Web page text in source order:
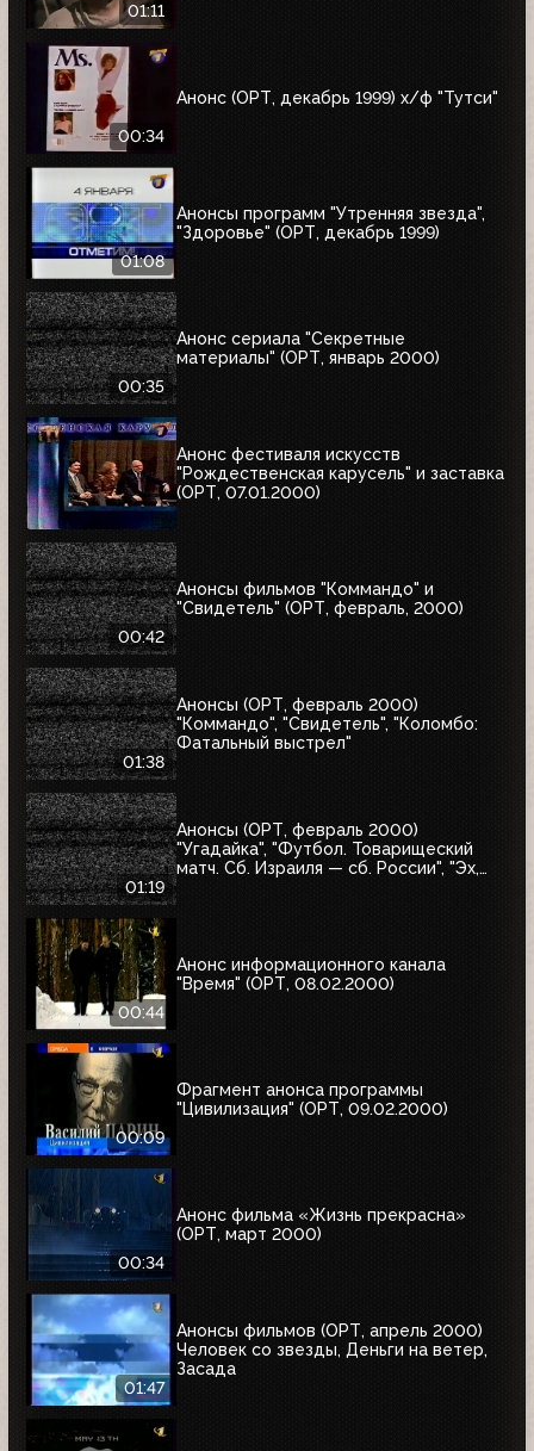
01:11
00:34
Анонс (ОРТ, декабрь 1999) х/ф "Тутси"
01:08
Анонсы программ "Утренняя звезда",
"Здоровье" (ОРТ, декабрь 1999)
00:35
Анонс сериала "Секретные
материалы" (ОРТ, январь 2000)
Анонс фестиваля искусств
"Рождественская карусель" и заставка
(ОРТ, 07.01.2000)
00:42
Анонсы фильмов "Коммандо" и
"Свидетель" (ОРТ, февраль, 2000)
01:38
Анонсы (ОРТ, февраль 2000)
"Коммандо", "Свидетель", "Коломбо:
Фатальный выстрел"
01:19
Анонсы (ОРТ, февраль 2000)
"Угадайка", "Футбол. Товарищеский
матч. Сб. Израиля — сб. России", "Эх,
00:44
Анонс информационного канала
"Время" (ОРТ, 08.02.2000)
00:09
Фрагмент анонса программы
"Цивилизация" (ОРТ, 09.02.2000)
00:34
Анонс фильма «Жизнь прекрасна»
(ОРТ, март 2000)
01:47
Анонсы фильмов (ОРТ, апрель 2000)
Человек со звезды, Деньги на ветер,
Засада